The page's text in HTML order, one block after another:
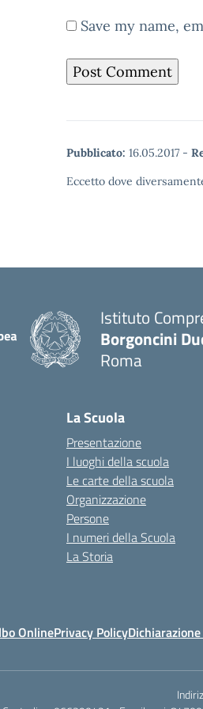
Save my name,
Pubblicato: 16.05.2017 -
Eccetto dove
Istituto
Borgoncini
Roma
La Scuola
Presentazione
I luoghi della scuola
Le carte della scuola
Organizzazione
Persone
I numeri della Scuola
La Storia
OnlinePrivacy Policy